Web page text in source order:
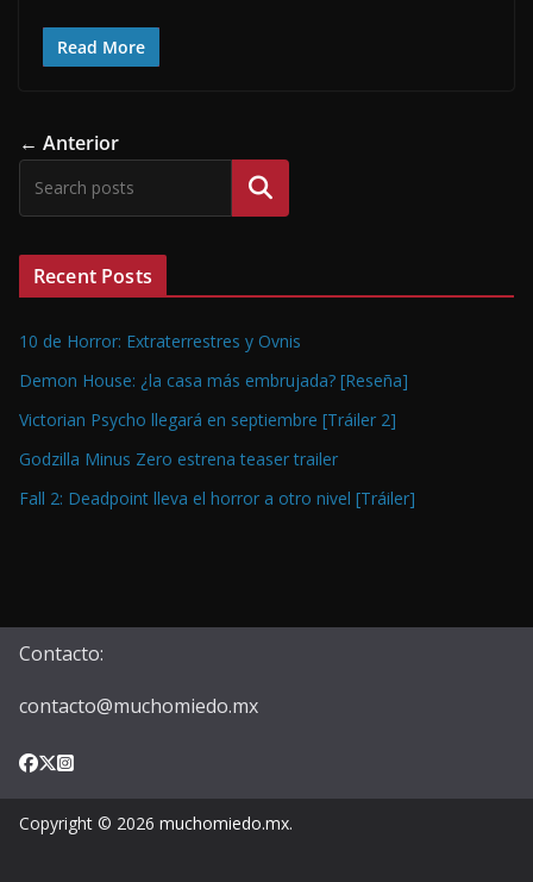
Read More
← Anterior
Buscar
Recent Posts
10 de Horror: Extraterrestres y Ovnis
Demon House: ¿la casa más embrujada? [Reseña]
Victorian Psycho llegará en septiembre [Tráiler 2]
Godzilla Minus Zero estrena teaser trailer
Fall 2: Deadpoint lleva el horror a otro nivel [Tráiler]
Contacto:
contacto@muchomiedo.mx
Copyright © 2026 muchomiedo.mx.